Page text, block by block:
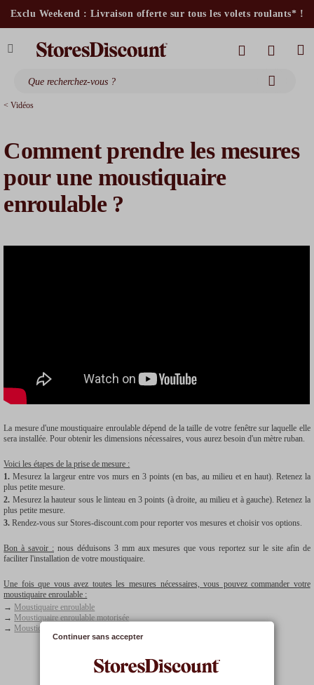
Exclu Weekend : Livraison offerte sur tous les volets roulants* !
stores bannes standards
moustiquaires
< Vidéos
Comment prendre les mesures
pour une moustiquaire
enroulable ?
La mesure d'une moustiquaire enroulable dépend de la taille de votre fenêtre sur laquelle elle
sera installée. Pour obtenir les dimensions nécessaires, vous aurez besoin d'un mètre ruban.
Voici les étapes de la prise de mesure :
1. Mesurez la largeur entre vos murs en 3 points (en bas, au milieu et en haut). Retenez la
plus petite mesure.
2. Mesurez la hauteur sous le linteau en 3 points (à droite, au milieu et à gauche). Retenez la
plus petite mesure.
3. Rendez-vous sur Stores-discount.com pour reporter vos mesures et choisir vos options.
Bon à savoir : nous déduisons 3 mm aux mesures que vous reportez sur le site afin de
faciliter l'installation de votre moustiquaire.
Une fois que vous avez toutes les mesures nécessaires, vous pouvez commander votre
moustiquaire enroulable :
→ Moustiquaire enroulable
→ Moustiquaire enroulable motorisée
→ Moustiquaire enroulable latérale
Continuer sans accepter